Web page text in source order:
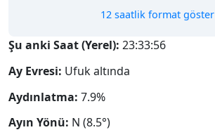
12 saatlik format göster
Şu anki Saat (Yerel): 23:33:57
Ay Evresi: Ufuk altında
Aydınlatma: 7.9%
Ayın Yönü: N (8.5°)